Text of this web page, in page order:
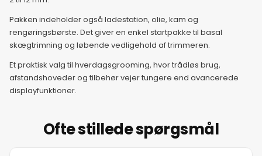
12. juni 2026
13. juni 2026
14. juni 2026
15. juni 2026
Pakken indeholder også ladestation, olie, kam og
rengøringsbørste. Det giver en enkel startpakke til basal
skægtrimning og løbende vedligehold af trimmeren.
Et praktisk valg til hverdagsgrooming, hvor trådløs brug,
afstandshoveder og tilbehør vejer tungere end avancerede
displayfunktioner.
Ofte stillede spørgsmål